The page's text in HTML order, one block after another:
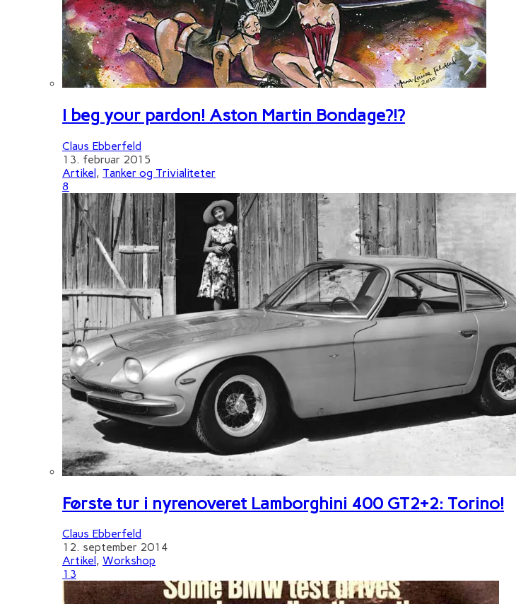
I beg your pardon! Aston Martin Bondage?!?
Claus Ebberfeld
13. februar 2015
Artikel, Tanker og Trivialiteter
8
Første tur i nyrenoveret Lamborghini 400 GT2+2: Torino!
Claus Ebberfeld
12. september 2014
Artikel , Workshop
13